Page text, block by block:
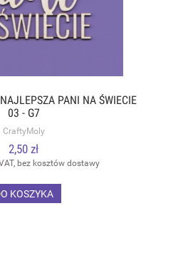
PANI NA ŚWIECIE
03 - G7
CraftyMoly
2,50 zł
bez kosztów dostawy
KOSZYKA